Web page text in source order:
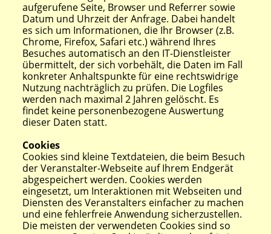
aufgerufene Seite, Browser und Referrer sowie
Datum und Uhrzeit der Anfrage. Dabei handelt
es sich um Informationen, die Ihr Browser (z.B.
Chrome, Firefox, Safari etc.) während Ihres
Besuches automatisch an den IT-Dienstleister
übermittelt, der sich vorbehält, die Daten im Fall
konkreter Anhaltspunkte für eine rechtswidrige
Nutzung nachträglich zu prüfen. Die Logfiles
werden nach maximal 2 Jahren gelöscht. Es
findet keine personenbezogene Auswertung
dieser Daten statt.
Cookies
Cookies sind kleine Textdateien, die beim Besuch
der Veranstalter-Webseite auf Ihrem Endgerät
abgespeichert werden. Cookies werden
eingesetzt, um Interaktionen mit Webseiten und
Diensten des Veranstalters einfacher zu machen
und eine fehlerfreie Anwendung sicherzustellen.
Die meisten der verwendeten Cookies sind so